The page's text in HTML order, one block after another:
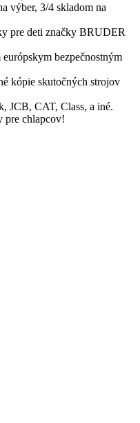
výber, 3/4 skladom na
pre deti značky BRUDER
bezpečnostným
kópie skutočných strojov
JCB, CAT, Class, a iné.
pre chlapcov!